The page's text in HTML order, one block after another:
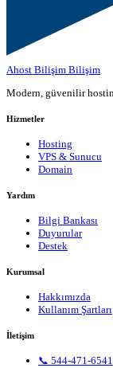
Ahost Bilişim Bilişim
Modern, güvenilir
Hizmetler
Hosting
VPS & Sunucu
Domain
Yardım
Bilgi Bankası
Duyurular
Destek
Kurumsal
Hakkımızda
Kullanım Şartları
İletişim
📞 544-471-6541